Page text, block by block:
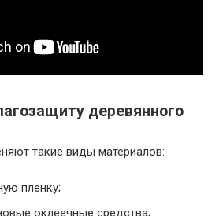
деревянного
такие виды материалов:
пленку;
оклеечные средства;